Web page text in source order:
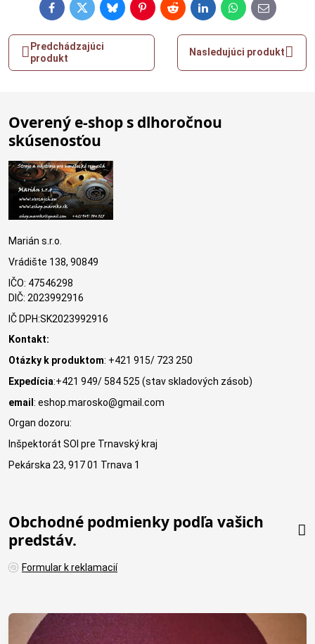
FacebookTwitterBlueskyPinterestRedditLinkedInWhatsApp
E-
mail
Predchádzajúci
produkt
Nasledujúci produkt
Overený e-shop s dlhoročnou
skúsenosťou
Marián s.r.o.
Vrádište 138, 90849
IČO: 47546298
DIČ: 2023992916
IČ DPH:SK2023992916
Kontakt:
Otázky k produktom: +421 915/ 723 250
Expedícia:+421 949/ 584 525 (stav skladových zásob)
email: eshop.marosko@gmail.com
Organ dozoru:
Inšpektorát SOI pre Trnavský kraj
Pekárska 23, 917 01 Trnava 1
Obchodné podmienky podľa vašich
predstáv.
Formular k reklamacií